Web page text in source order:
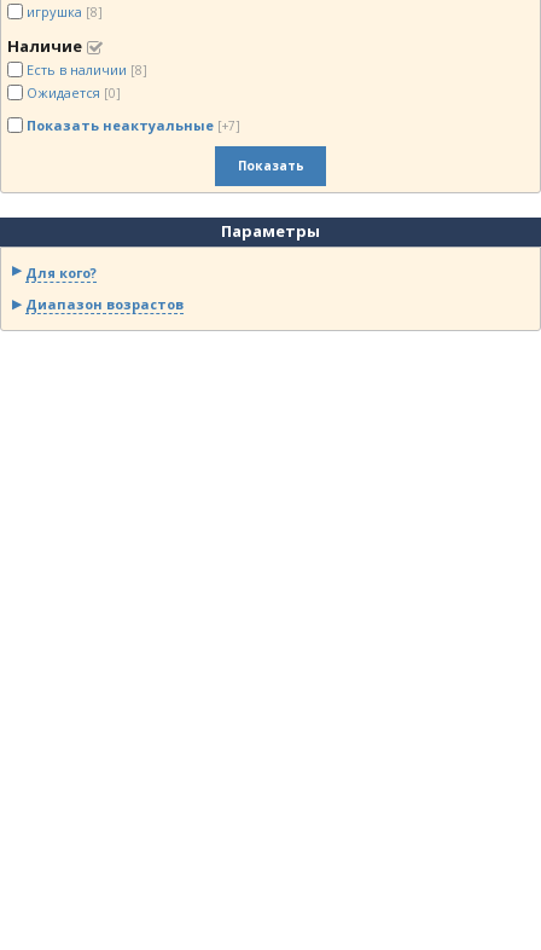
игрушка [8]
Наличие
Есть в наличии [8]
Ожидается [0]
Показать неактуальные [+7]
Показать
Параметры
Для кого?
Диапазон возрастов